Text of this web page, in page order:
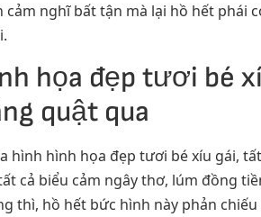
nghĩ bất tận mà lại hồ hết phái
họa đẹp tươi bé
quật qua
hình hình họa đẹp tươi bé xíu gái,
cả biểu cảm ngây thơ, lúm đồng
thì, hồ hết bức hình này phản